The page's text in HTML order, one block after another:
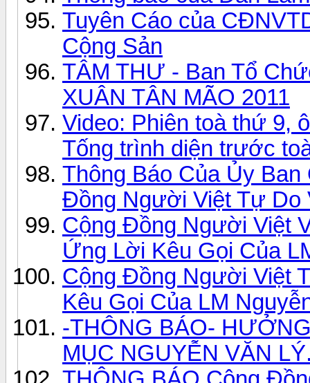
Tuyên Cáo của
Cộng Sản
TÂM THƯ - Ban Tổ
XUÂN TÂN MÃO 2011
Video: Phiên toà thứ 9,
Tống trình diện trước
Thông Báo Của Ủy
Ðồng Người Việt Tự Do
Cộng Đồng Người Việt
Ứng Lời Kêu Gọi Của
Cộng Đồng Người Việt
Kêu Gọi Của LM
-THÔNG BÁO-
MỤC NGUYỄN VĂN